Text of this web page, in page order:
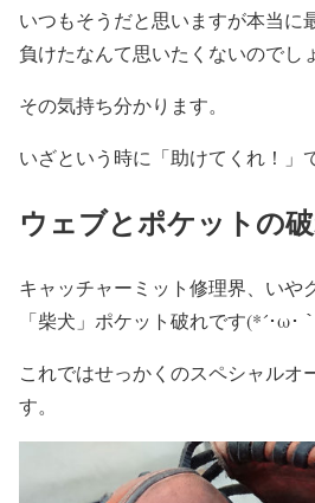
いつもそうだと思いますが本当に
負けたなんて思いたくないのでし
その気持ち分かります。
いざという時に「助けてくれ！」
ウェブとポケットの
キャッチャーミット修理界、いや
「柴犬」ポケット破れです(*´･ω･
これではせっかくのスペシャルオ
す。